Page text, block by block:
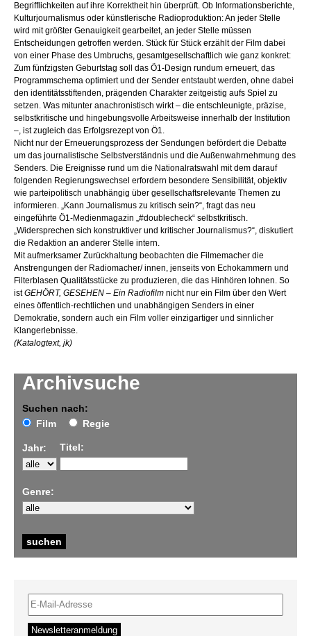
Archivsuche
Suchen nach:
Film
Regie
Jahr: Titel:
Genre:
Begrifflichkeiten auf ihre Korrektheit hin überprüft. Ob Informationsberichte,
Kulturjournalismus oder künstlerische Radioproduktion: An jeder Stelle
wird mit größter Genauigkeit gearbeitet, an jeder Stelle müssen
Entscheidungen getroffen werden. Stück für Stück erzählt der Film dabei
von einer Phase des Umbruchs, gesamtgesellschaftlich wie ganz konkret:
Zum fünfzigsten Geburtstag soll das Ö1-Design rundum erneuert, das
Programmschema optimiert und der Sender entstaubt werden, ohne dabei
den identitätsstiftenden, prägenden Charakter zeitgeistig aufs Spiel zu
setzen. Was mitunter anachronistisch wirkt – die entschleunigte, präzise,
selbstkritische und hingebungsvolle Arbeitsweise innerhalb der Institution
–, ist zugleich das Erfolgsrezept von Ö1.
Nicht nur der Erneuerungsprozess der Sendungen befördert die Debatte
um das journalistische Selbstverständnis und die Außenwahrnehmung des
Senders. Die Ereignisse rund um die Nationalratswahl mit dem darauf
folgenden Regierungswechsel erfordern besondere Sensibilität, objektiv
wie parteipolitisch unabhängig über gesellschaftsrelevante Themen zu
informieren. „Kann Journalismus zu kritisch sein?“, fragt das neu
eingeführte Ö1-Medienmagazin „#doublecheck“ selbstkritisch.
„Widersprechen sich konstruktiver und kritischer Journalismus?“, diskutiert
die Redaktion an anderer Stelle intern.
Mit aufmerksamer Zurückhaltung beobachten die Filmemacher die
Anstrengungen der Radiomacher/ innen, jenseits von Echokammern und
Filterblasen Qualitätsstücke zu produzieren, die das Hinhören lohnen. So
istGEHÖRT, GESEHEN – Ein Radiofilm nicht nur ein Film über den Wert
eines öffentlich-rechtlichen und unabhängigen Senders in einer
Demokratie, sondern auch ein Film voller einzigartiger und sinnlicher
Klangerlebnisse.
(Katalogtext, jk)